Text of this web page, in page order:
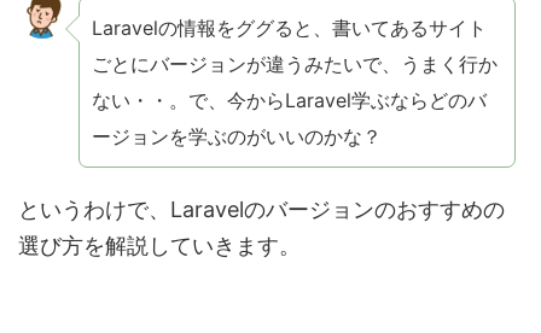
Laravelの情報をググると、書いてあるサイト
ごとにバージョンが違うみたいで、うまく行か
ない・・。で、今からLaravel学ぶならどのバ
ージョンを学ぶのがいいのかな？
というわけで、Laravelのバージョンのおすすめの
選び方を解説していきます。